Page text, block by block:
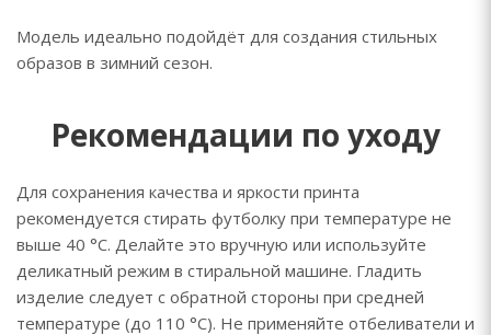
Модель идеально подойдёт для создания стильных
образов в зимний сезон.
Рекомендации по уходу
Для сохранения качества и яркости принта
рекомендуется стирать футболку при температуре не
выше 40 °C. Делайте это вручную или используйте
деликатный режим в стиральной машине. Гладить
изделие следует с обратной стороны при средней
температуре (до 110 °C). Не применяйте отбеливатели и